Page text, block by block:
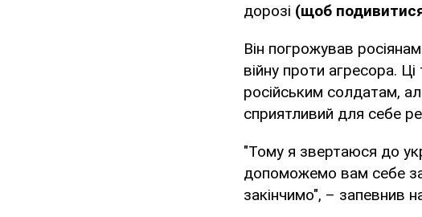
дорозі (щоб
Він погрожував
війну проти агресора.
російським солдатам,
сприятливий для себе
"Тому я звертаюся до
допоможемо вам себе
закінчимо", – запевнив